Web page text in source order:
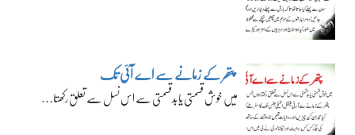
پتھر کے زمانے سے اے آئی تک
میں خوش قسمتی یا بدقسمتی سے اس نسل سے تعلق رکھتا…